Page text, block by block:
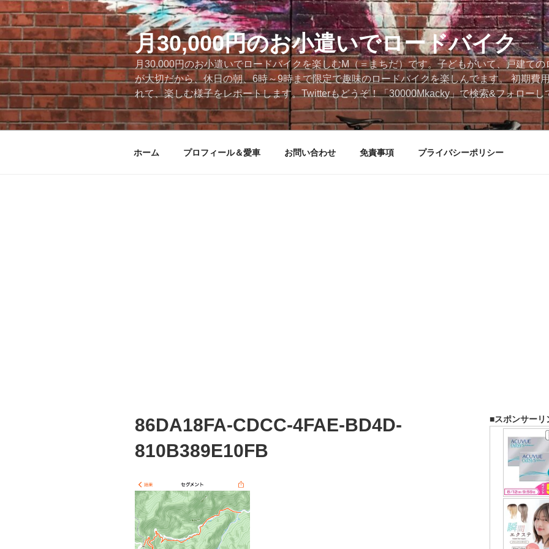
ン
テ
ン
ツ
へ
ス
キ
ッ
月30,000円のお小遣いでロードバイク
月30,000円のお小遣いでロードバイクを楽しむM（＝まちだ）です。子どもがいて、戸建て
が大切だから、休日の朝、6時～9時まで限定で趣味のロードバイクを楽しんでます。 初期費
れて、楽しむ様子をレポートします。Twitterもどうぞ！「30000Mkacky」で検索&フォローし
ホーム プロフィール＆愛車 お問い合わせ 免責事項 プライバシーポリシー
86DA18FA-CDCC-4FAE-BD4D-
810B389E10FB
■スポンサーリ